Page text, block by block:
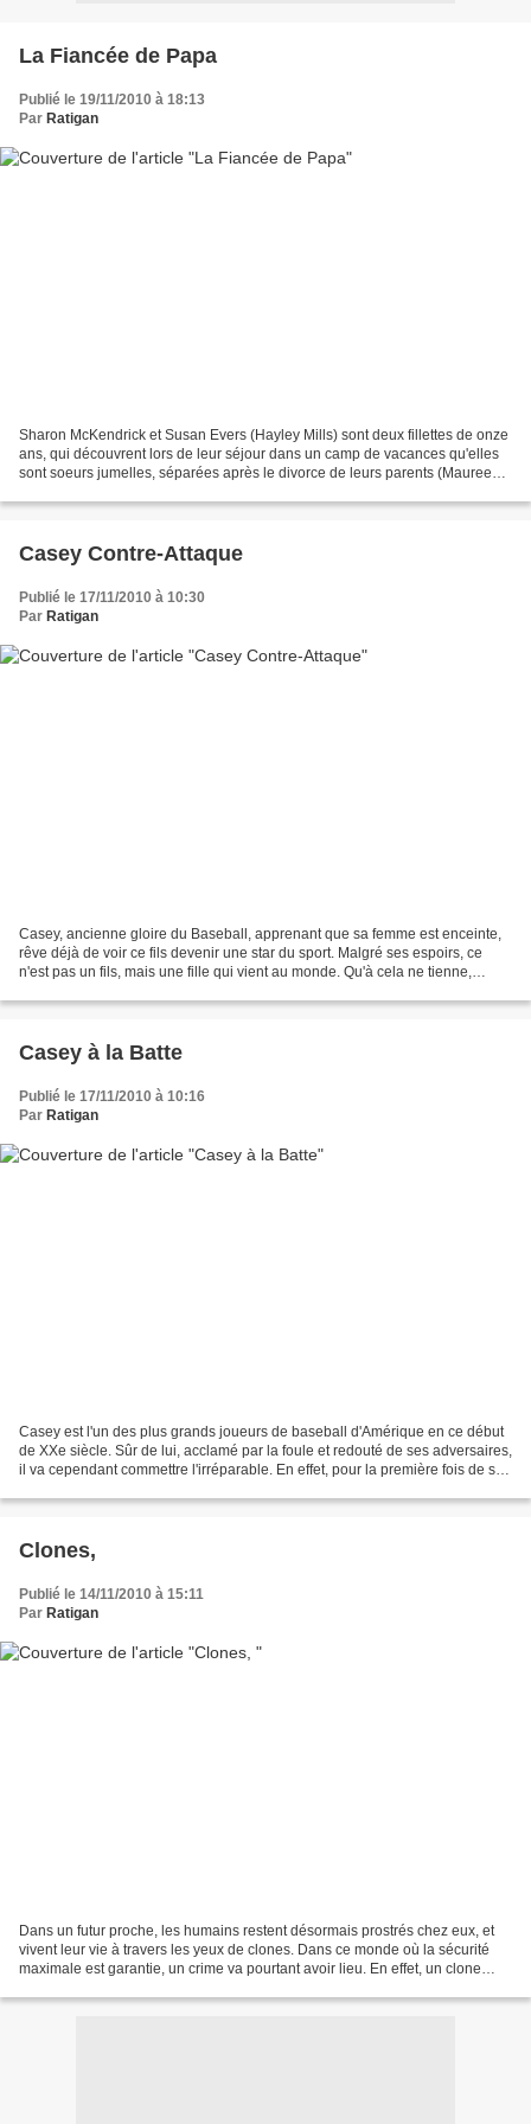
La Fiancée de Papa
Publié le 19/11/2010 à 18:13
Par Ratigan
Sharon McKendrick et Susan Evers (Hayley Mills) sont deux fillettes de onze
ans, qui découvrent lors de leur séjour dans un camp de vacances qu'elles
sont soeurs jumelles, séparées après le divorce de leurs parents (Maureen
Casey Contre-Attaque
Publié le 17/11/2010 à 10:30
Par Ratigan
Casey, ancienne gloire du Baseball, apprenant que sa femme est enceinte,
rêve déjà de voir ce fils devenir une star du sport. Malgré ses espoirs, ce
n'est pas un fils, mais une fille qui vient au monde. Qu'à cela ne tienne,
Casey à la Batte
Publié le 17/11/2010 à 10:16
Par Ratigan
Casey est l'un des plus grands joueurs de baseball d'Amérique en ce début
de XXe siècle. Sûr de lui, acclamé par la foule et redouté de ses adversaires,
il va cependant commettre l'irréparable. En effet, pour la première fois de sa
Clones,
Publié le 14/11/2010 à 15:11
Par Ratigan
Dans un futur proche, les humains restent désormais prostrés chez eux, et
vivent leur vie à travers les yeux de clones. Dans ce monde où la sécurité
maximale est garantie, un crime va pourtant avoir lieu. En effet, un clone